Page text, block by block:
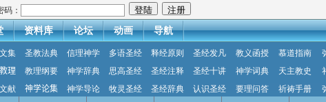
码：
资料库 论坛 动画 导航
集 圣教法典 信理神学 多语圣经 释经原则 圣经发凡 教义函授 慕道指南
理
教理纲要 神学辞典 思高圣经 圣经注释 圣经十讲 神学词典 天主教史
献
神学论集 神学导论 牧灵圣经 圣经辞典 认识圣经 要理问答 祈祷手册